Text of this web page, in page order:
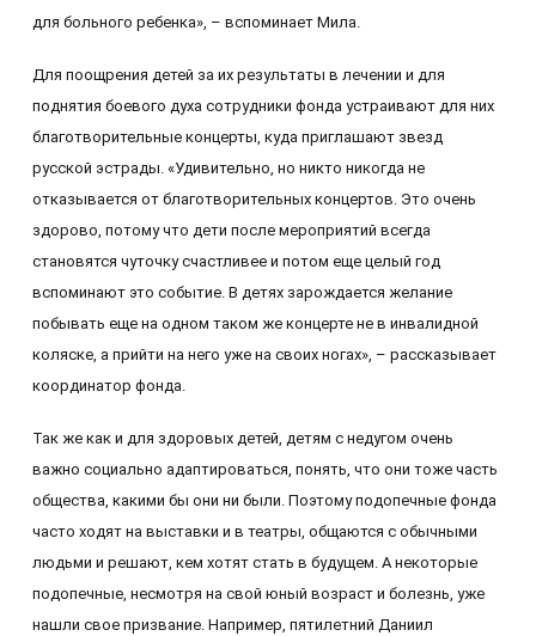
для больного ребенка», – вспоминает Мила.
Для поощрения детей за их результаты в лечении и для
поднятия боевого духа сотрудники фонда устраивают для них
благотворительные концерты, куда приглашают звезд
русской эстрады. «Удивительно, но никто никогда не
отказывается от благотворительных концертов. Это очень
здорово, потому что дети после мероприятий всегда
становятся чуточку счастливее и потом еще целый год
вспоминают это событие. В детях зарождается желание
побывать еще на одном таком же концерте не в инвалидной
коляске, а прийти на него уже на своих ногах», – рассказывает
координатор фонда.
Так же как и для здоровых детей, детям с недугом очень
важно социально адаптироваться, понять, что они тоже часть
общества, какими бы они ни были. Поэтому подопечные фонда
часто ходят на выставки и в театры, общаются с обычными
людьми и решают, кем хотят стать в будущем. А некоторые
подопечные, несмотря на свой юный возраст и болезнь, уже
нашли свое призвание. Например, пятилетний Даниил